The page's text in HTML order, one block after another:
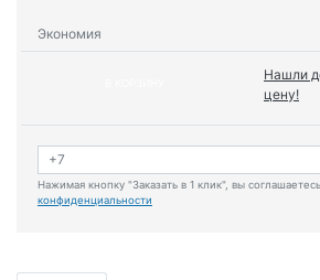
Экономия
Нашли
цену!
Нажимая кнопку "Заказать в 1 клик", вы
конфиденциальности